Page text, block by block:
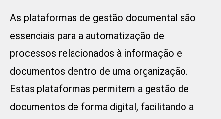
As plataformas de gestão documental são
essenciais para a automatização de
processos relacionados à informação e
documentos dentro de uma organização.
Estas plataformas permitem a gestão de
documentos de forma digital, facilitando a